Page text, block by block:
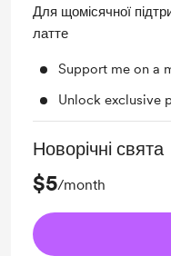
Для щомісячної
латте
Support me on a
Unlock exclusive
Новорічні свята
$5/month